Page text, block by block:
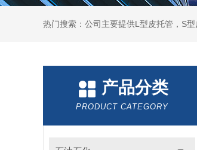
产品分类
PRODUCT CATEGORY